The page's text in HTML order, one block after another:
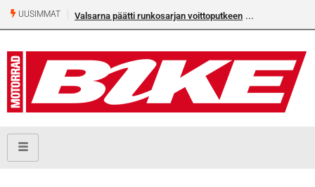
UUSIMMAT Valsarna päätti runkosarjan voittoputkeen